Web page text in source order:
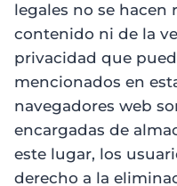
legales no se hacen
contenido ni de la
privacidad que
mencionados en
navegadores web
encargadas de
este lugar, los
derecho a la